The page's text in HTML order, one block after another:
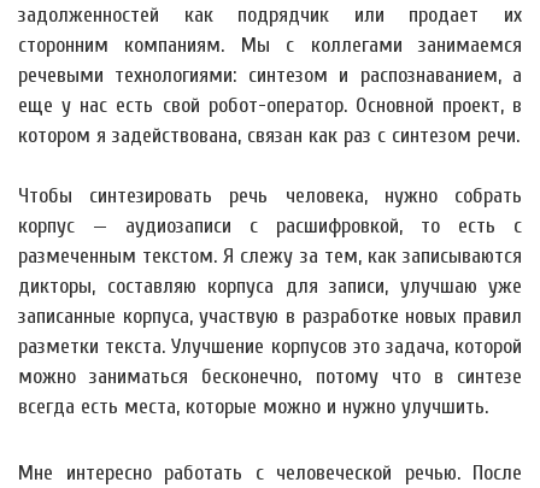
задолженностей как подрядчик или продает их
сторонним компаниям. Мы с коллегами занимаемся
речевыми технологиями: синтезом и распознаванием, а
еще у нас есть свой робот-оператор. Основной проект, в
котором я задействована, связан как раз с синтезом речи.
Чтобы синтезировать речь человека, нужно собрать
корпус — аудиозаписи с расшифровкой, то есть с
размеченным текстом. Я слежу за тем, как записываются
дикторы, составляю корпуса для записи, улучшаю уже
записанные корпуса, участвую в разработке новых правил
разметки текста. Улучшение корпусов это задача, которой
можно заниматься бесконечно, потому что в синтезе
всегда есть места, которые можно и нужно улучшить.
Мне интересно работать с человеческой речью. После